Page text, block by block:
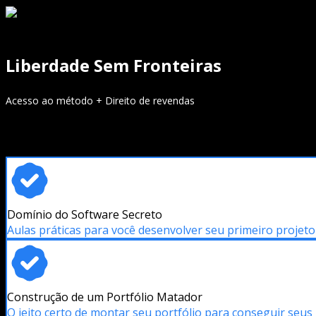
Liberdade Sem Fronteiras
Acesso ao método + Direito de revendas
Domínio do Software Secreto
Aulas práticas para você desenvolver seu primeiro projeto
Construção de um Portfólio Matador
O jeito certo de montar seu portfólio para conseguir